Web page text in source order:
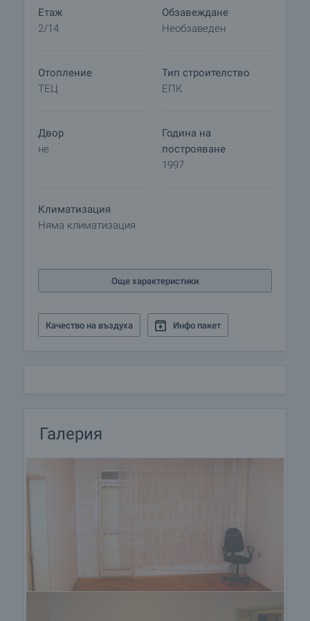
Етаж
2/14
Обзавеждане
Необзаведен
Отопление
ТЕЦ
Тип строителство
ЕПК
Двор
не
Година на
построяване
1997
Климатизация
Няма климатизация
Още характеристики
Качество на въздуха Инфо пакет
Галерия